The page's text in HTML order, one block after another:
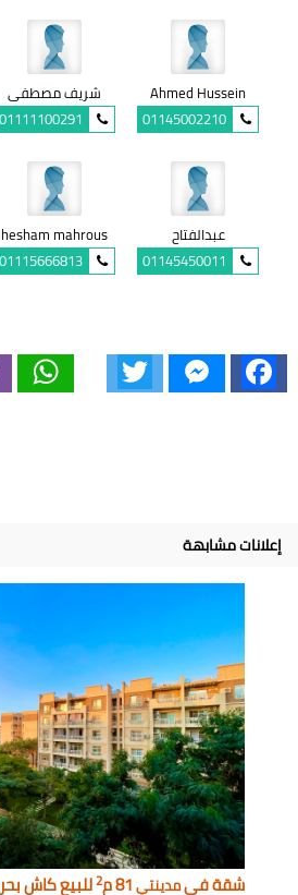
Ahmed Hussein
01145002210
شريف مصطفى
01111100291
عبدالفتاح
01145450011
hesham mahrous
01115666813
Facebook
Messenger
Twitter
إعلانات مشابهة
شقة فيمدينتي 2للبيع كاش